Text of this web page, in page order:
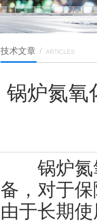
技术文章 / ARTICLES
锅炉氮氧
锅炉氮氧
备，对于
由于长期